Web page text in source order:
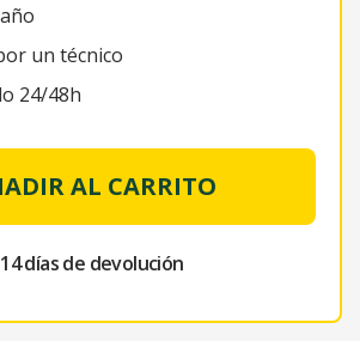
un técnico
24/48h
AL CARRITO
14 días de devolución